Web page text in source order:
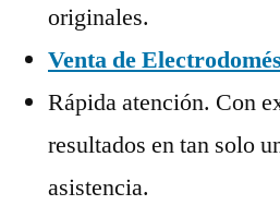
originales.
Venta de
Rápida atención. Con
resultados en tan solo
asistencia.